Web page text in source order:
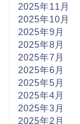
2025年11月
2025年10月
2025年9月
2025年8月
2025年7月
2025年6月
2025年5月
2025年4月
2025年3月
2025年2月